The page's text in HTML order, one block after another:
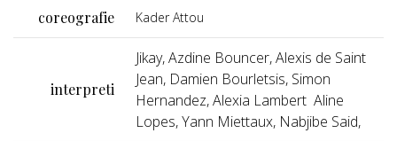
coreografie Kader Attou
interpreti
Jikay, Azdine Bouncer, Alexis de Saint
Jean, Damien Bourletsis, Simon
Hernandez, Alexia Lambert Aline
Lopes, Yann Miettaux, Nabjibe Said,